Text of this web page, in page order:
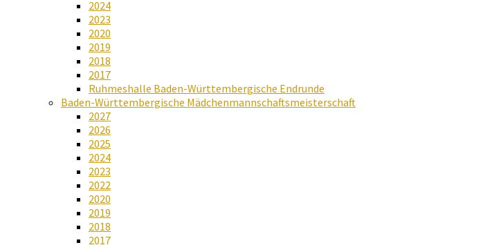
2024
2023
2020
2019
2018
2017
Ruhmeshalle Baden-Württembergische Endrunde
Baden-Württembergische Mädchenmannschaftsmeisterschaft
2027
2026
2025
2024
2023
2022
2020
2019
2018
2017